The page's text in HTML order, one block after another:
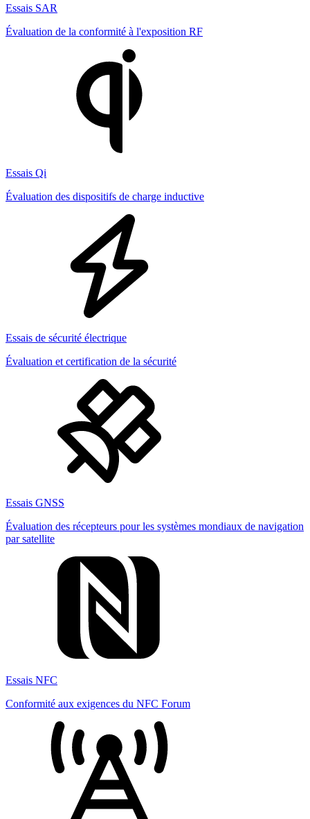
Essais SAR
Évaluation de la conformité à l'exposition RF
Essais Qi
Évaluation des dispositifs de charge inductive
Essais de sécurité électrique
Évaluation et certification de la sécurité
Essais GNSS
Évaluation des récepteurs pour les systèmes mondiaux de navigation
par satellite
Essais NFC
Conformité aux exigences du NFC Forum